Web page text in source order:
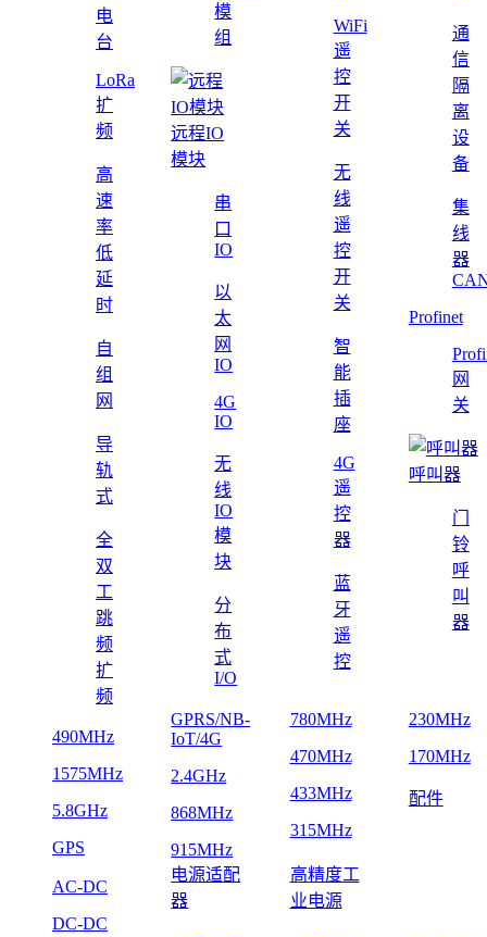
电
台
LoRa
扩
频
高
速
率
低
延
时
自
组
网
导
轨
式
全
双
工
跳
频
扩
频
模
组
远程IO
模块
串
口
IO
以
太
网
IO
4G
IO
无
线
IO
模
块
分
布
式
I/O
WiFi
遥
控
开
关
无
线
遥
控
开
关
智
能
插
座
4G
遥
控
器
蓝
牙
遥
控
通
信
隔
离
设
备
集
线
器
Profinet
网
关
呼叫器
门
铃
呼
叫
器
490MHz
1575MHz
5.8GHz
GPS
GPRS/NB-
IoT/4G
2.4GHz
868MHz
915MHz
780MHz
470MHz
433MHz
315MHz
230MHz
170MHz
配件
AC-DC
DC-DC
电源适配
器
高精度工
业电源